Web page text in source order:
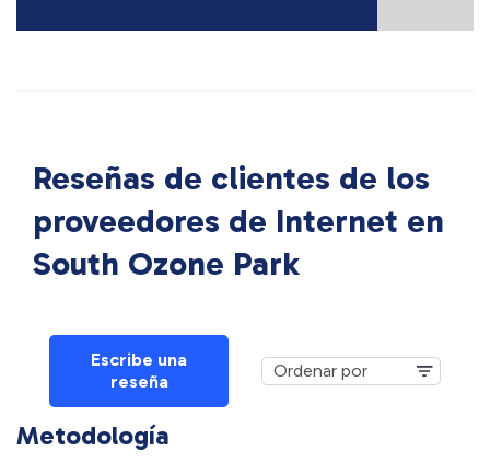
Reseñas de clientes de los
proveedores de Internet en
South Ozone Park
Escribe una
reseña
Metodología